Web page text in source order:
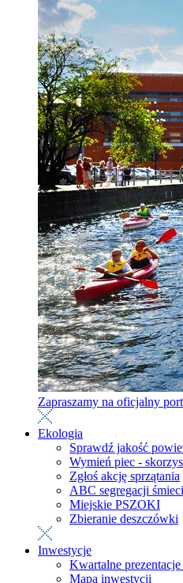
Zapraszamy na oficjalny
Ekologia
Sprawdź jakość
Wymień piec -
Zgłoś akcję sprzątania
ABC segregacji śmieci
Miejskie PSZOKI
Zbieranie deszczówki
Inwestycje
Kwartalne
Mapa inwestycji